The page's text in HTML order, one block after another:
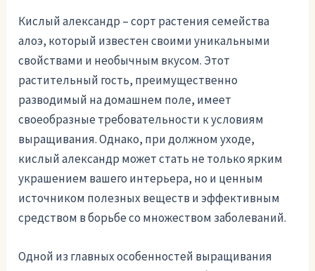
Кислый александр – сорт растения семейства
алоэ, который известен своими уникальными
свойствами и необычным вкусом. Этот
растительный гость, преимущественно
разводимый на домашнем поле, имеет
своеобразные требовательности к условиям
выращивания. Однако, при должном уходе,
кислый александр может стать не только ярким
украшением вашего интерьера, но и ценным
источником полезных веществ и эффективным
средством в борьбе со множеством заболеваний.
Одной из главных особенностей выращивания